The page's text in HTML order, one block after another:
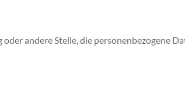
andere Stelle, die personenbezogene